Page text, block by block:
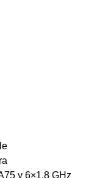
y 6×1,8 GHz